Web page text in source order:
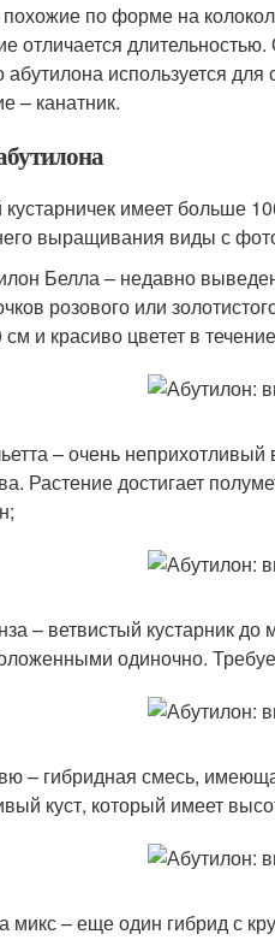
по форме на
отличается
абутилона используется
– канатник.
имеет больше
выращивания виды с
Белла – недавно
розового или
см и красиво цветет в
– очень
Растение достигает
– ветвистый кустарник
одиночно.
– гибридная смесь,
куст, который имеет
микс – еще один гибрид с